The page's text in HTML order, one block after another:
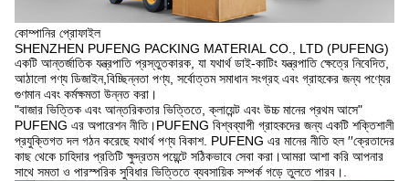
কোম্পানির প্রোফাইল
SHENZHEN PUFENG PACKING MATERIAL CO., LTD (PUFENG)
একটি আন্তর্জাতিক যন্ত্রপাতি প্রস্তুতকারক, যা যথার্থ ডাই-কাটিং যন্ত্রপাতি ক্ষেত্রে নিবেদিত,
আঠালো পণ্য ডিজাইন,বিচ্ছিন্নতা পণ্য, সর্বোত্তম সমাধান সংগ্রহ এবং গ্রাহকের জন্য পণ্যের
গুণমান এবং কর্মক্ষমতা উন্নত করা।
"বাজার ভিত্তিক এবং আন্তরিকতার ভিত্তিতে, ক্লায়েন্ট এবং উচ্চ মানের প্রথম আসে"
PUFENG এর অপারেশন নীতি।PUFENG বিশ্বব্যাপী গ্রাহকদের জন্য একটি শক্তিশালী
প্রযুক্তিগত দল গঠন করেছে যথার্থ পণ্য বিকাশ. PUFENG এর মানের নীতি হল ′′ক্রেতাদের
কাছ থেকে চাহিদার প্রতিটি ক্ষুদ্রতম পয়েন্টে সঠিকভাবে সেবা করা।আমরা আশা করি আপনার
সাথে সমতা ও পারস্পরিক সুবিধার ভিত্তিতে ব্যবসায়িক সম্পর্ক গড়ে তুলতে পারব।.